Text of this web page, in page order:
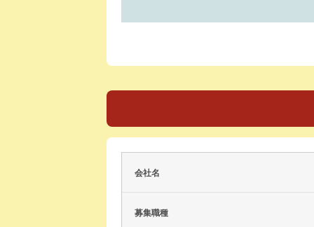
会社名
募集職種